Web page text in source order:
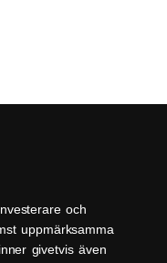
och
uppmärksamma
givetvis även